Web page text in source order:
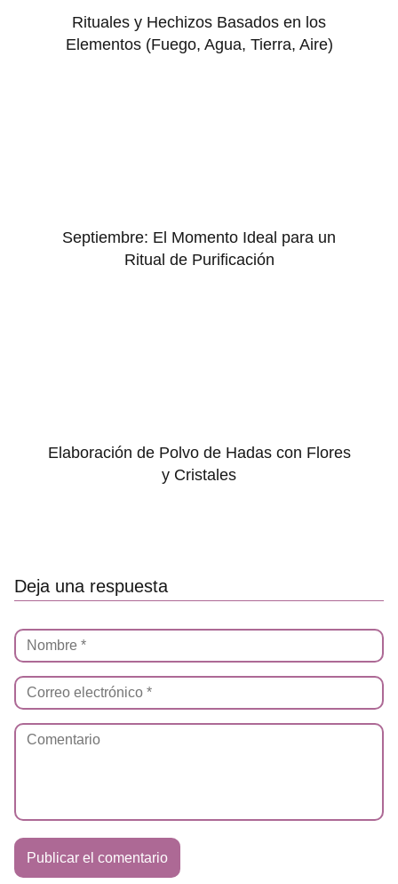
Rituales y Hechizos Basados en los
Elementos (Fuego, Agua, Tierra, Aire)
Septiembre: El Momento Ideal para un
Ritual de Purificación
Elaboración de Polvo de Hadas con Flores
y Cristales
Deja una respuesta